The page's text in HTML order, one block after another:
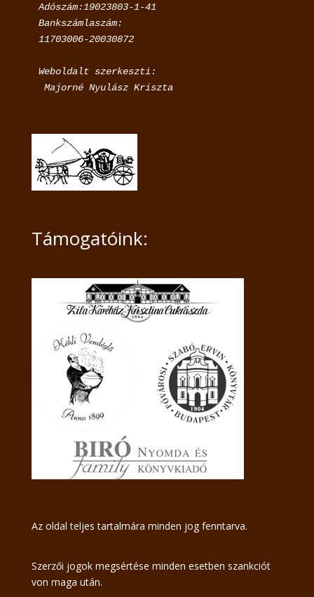
Adószám:19023803-1-41
Bankszámlaszám:
11703006-20030872
Weboldalt szerkeszti:
Majorné Nyulász Kriszta
Támogatóink:
Az oldal teljes tartalmára minden jog fenntarva.
Szerzői jogok megsértése minden esetben szankciót
von maga után.